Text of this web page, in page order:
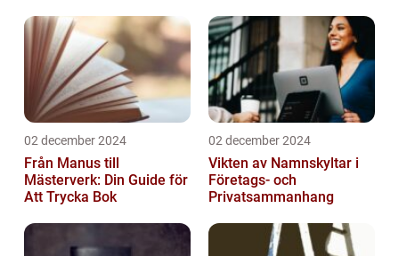
02 december 2024
Från Manus till
Mästerverk: Din Guide för
Att Trycka Bok
02 december 2024
Vikten av Namnskyltar i
Företags- och
Privatsammanhang